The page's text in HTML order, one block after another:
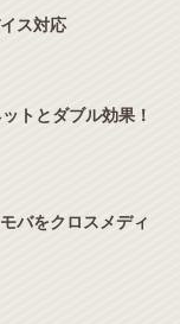
ス対応
トとダブル効果！
バをクロスメディ